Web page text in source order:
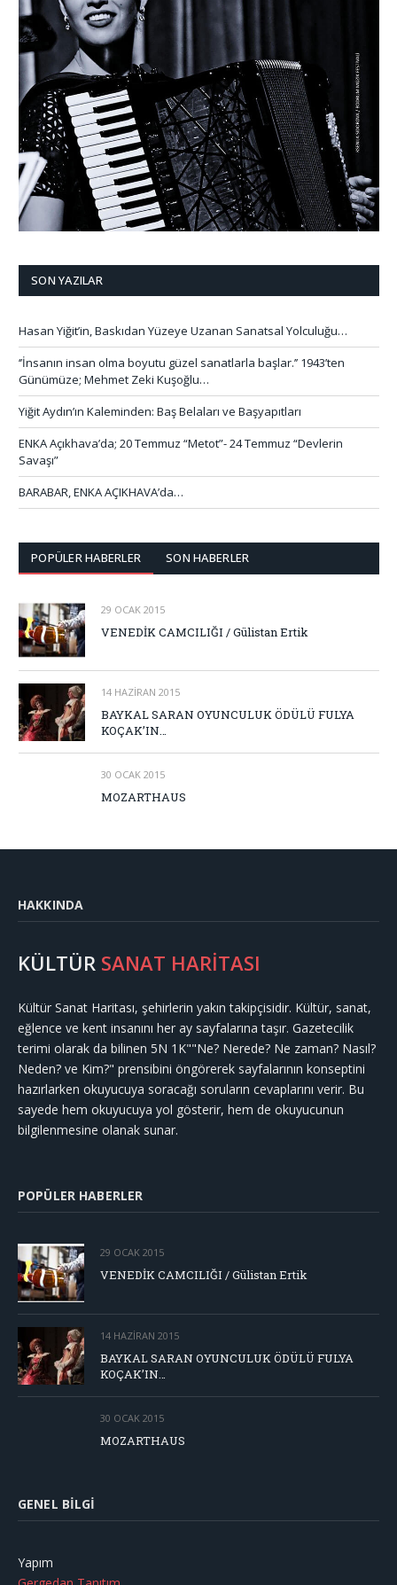
SON YAZILAR
Hasan Yiğit’in, Baskıdan Yüzeye Uzanan Sanatsal Yolculuğu…
‘’İnsanın insan olma boyutu güzel sanatlarla başlar.’’ 1943’ten
Günümüze; Mehmet Zeki Kuşoğlu…
Yiğit Aydın’ın Kaleminden: Baş Belaları ve Başyapıtları
ENKA Açıkhava’da; 20 Temmuz “Metot”- 24 Temmuz “Devlerin
Savaşı”
BARABAR, ENKA AÇIKHAVA’da…
POPÜLER HABERLER SON HABERLER
29 OCAK 2015
VENEDİK CAMCILIĞI / Gülistan Ertik
14 HAZIRAN 2015
BAYKAL SARAN OYUNCULUK ÖDÜLÜ FULYA
KOÇAK’IN…
30 OCAK 2015
MOZARTHAUS
HAKKINDA
KÜLTÜR SANAT HARİTASI
Kültür Sanat Haritası, şehirlerin yakın takipçisidir. Kültür, sanat,
eğlence ve kent insanını her ay sayfalarına taşır. Gazetecilik
terimi olarak da bilinen 5N 1K""Ne? Nerede? Ne zaman? Nasıl?
Neden? ve Kim?" prensibini öngörerek sayfalarının konseptini
hazırlarken okuyucuya soracağı soruların cevaplarını verir. Bu
sayede hem okuyucuya yol gösterir, hem de okuyucunun
bilgilenmesine olanak sunar.
POPÜLER HABERLER
29 OCAK 2015
VENEDİK CAMCILIĞI / Gülistan Ertik
14 HAZIRAN 2015
BAYKAL SARAN OYUNCULUK ÖDÜLÜ FULYA
KOÇAK’IN…
30 OCAK 2015
MOZARTHAUS
GENEL BILGI
Yapım